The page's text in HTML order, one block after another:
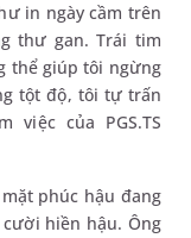
in ngày cầm trên
thư gan. Trái tim
thể giúp tôi ngừng
tột độ, tôi tự trấn
của PGS.TS
phúc hậu đang
hiền hậu. Ông